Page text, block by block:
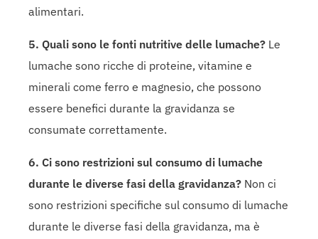
alimentari.
5. Quali sono le fonti nutritive delle lumache? Le
lumache sono ricche di proteine, vitamine e
minerali come ferro e magnesio, che possono
essere benefici durante la gravidanza se
consumate correttamente.
6. Ci sono restrizioni sul consumo di lumache
durante le diverse fasi della gravidanza? Non ci
sono restrizioni specifiche sul consumo di lumache
durante le diverse fasi della gravidanza, ma è